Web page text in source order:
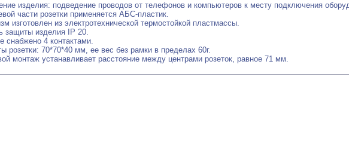
изделия: подведение проводов от телефонов и компьютеров к месту подключения
части розетки применяется АБС-пластик.
изготовлен из электротехнической термостойкой пластмассы.
защиты изделия IP 20.
снабжено 4 контактами.
розетки: 70*70*40 мм, ее вес без рамки в пределах 60г.
монтаж устанавливает расстояние между центрами розеток, равное 71 мм.